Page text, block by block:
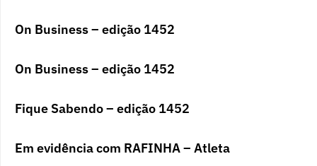
On Business – edição 1452
On Business – edição 1452
Fique Sabendo – edição 1452
Em evidência com RAFINHA – Atleta